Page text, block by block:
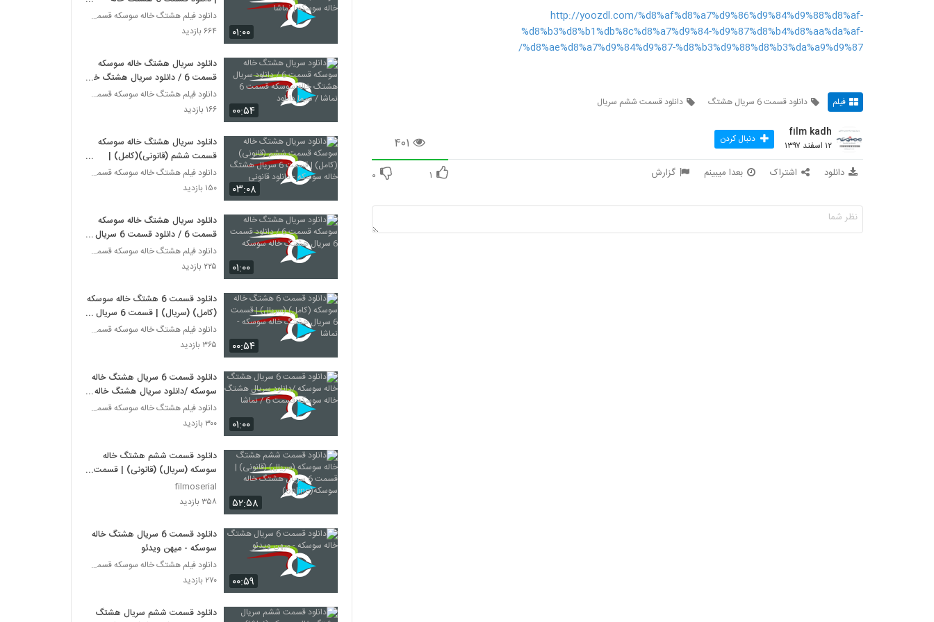
http://yoozdl.com/%d8%af%d8%a7%d9%86%d9%84%d9%88%d8%af-
%d8%b3%d8%b1%db%8c%d8%a7%d9%84-%d9%87%d8%b4%d8%aa%da%af-
%d8%ae%d8%a7%d9%84%d9%87-%d8%b3%d9%88%d8%b3%da%a9%d9%87/
فیلم دانلود قسمت 6 سریال هشتگ دانلود قسمت ششم سریال
۴۰۱
film kadh
۱۲ اسفند ۱۳۹۷ دنبال کردن
دانلود اشتراک بعدا میبینم گزارش ۱ ۰
۰۱:۰۰
سوسکه | نماشا
دانلود فیلم هشتگ خاله سوسکه قسمت پنجم
۶۶۴ بازدید
۰۰:۵۴
دانلود سریال هشتگ خاله سوسکه
قسمت 6 / دانلود سریال هشتگ خاله
سوسکه قسمت 6 نماشا / سیما
دانلود
دانلود فیلم هشتگ خاله سوسکه قسمت پنجم
۱۶۶ بازدید
۰۳:۰۸
دانلود سریال هشتگ خاله سوسکه
قسمت ششم (قانونی)(کامل) |
قسمت 6 سریال هشتگ خاله سوسکه
- دانلود قانونی
دانلود فیلم هشتگ خاله سوسکه قسمت پنجم
۱۵۰ بازدید
۰۱:۰۰
دانلود سریال هشتگ خاله سوسکه
قسمت 6 / دانلود قسمت 6 سریال
هشتگ خاله سوسکه
دانلود فیلم هشتگ خاله سوسکه قسمت پنجم
۲۲۵ بازدید
۰۰:۵۴
دانلود قسمت 6 هشتگ خاله سوسکه
(کامل) (سریال) | قسمت 6 سریال
هشتگ خاله سوسکه - نماشا
دانلود فیلم هشتگ خاله سوسکه قسمت پنجم
۳۶۵ بازدید
۰۱:۰۰
دانلود قسمت 6 سریال هشتگ خاله
سوسکه /دانلود سریال هشتگ خاله
سوسکه قسمت 6 / نماشا
دانلود فیلم هشتگ خاله سوسکه قسمت پنجم
۳۰۰ بازدید
۵۲:۵۸
دانلود قسمت ششم هشتگ خاله
سوسکه (سریال) (قانونی) | قسمت 6
سریال هشتگ خاله سوسکه(online)
filmoserial
۳۵۸ بازدید
۰۰:۵۹
دانلود قسمت 6 سریال هشتگ خاله
سوسکه - میهن ویدئو
دانلود فیلم هشتگ خاله سوسکه قسمت پنجم
۲۷۰ بازدید
دانلود قسمت ششم سریال هشتگ